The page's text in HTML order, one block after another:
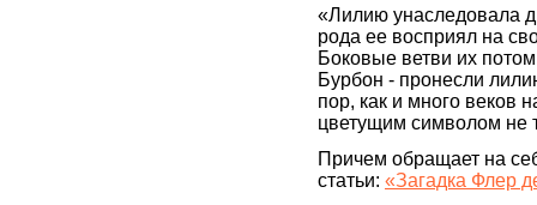
«Лилию унаследовала
рода ее восприял на
Боковые ветви их
Бурбон - пронесли
пор, как и много веков
цветущим символом не
Причем обращает на
статьи: «Загадка Флер